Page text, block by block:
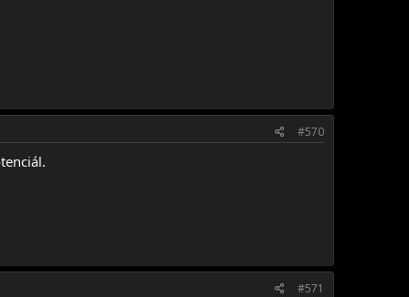
#570
#571